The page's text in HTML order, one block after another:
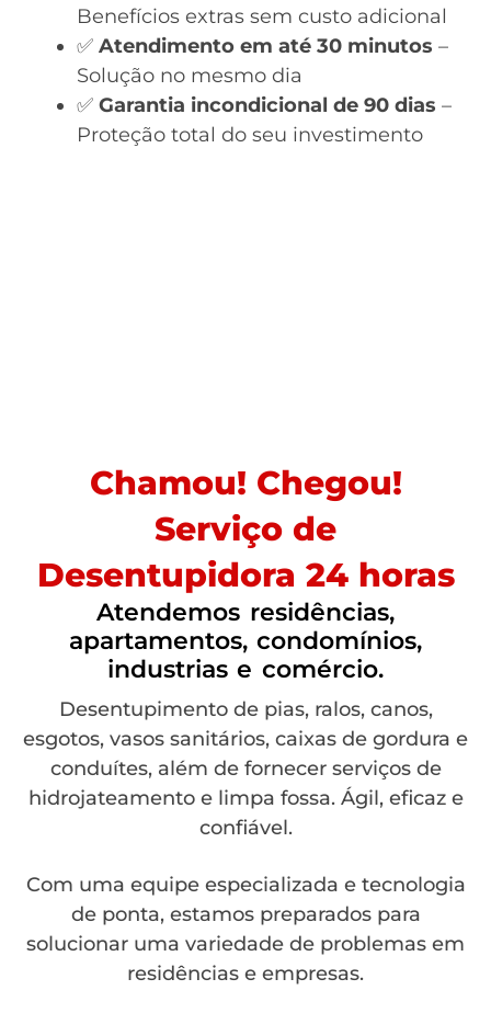
Benefícios extras sem custo adicional
✅ Atendimento em até 30 minutos –
Solução no mesmo dia
✅ Garantia incondicional de 90 dias –
Proteção total do seu investimento
Chamou! Chegou!
Serviço de
Desentupidora 24 horas
Atendemos residências,
apartamentos, condomínios,
industrias e comércio.
Desentupimento de pias, ralos, canos,
esgotos, vasos sanitários, caixas de gordura e
conduítes, além de fornecer serviços de
hidrojateamento e limpa fossa. Ágil, eficaz e
confiável.
Com uma equipe especializada e tecnologia
de ponta, estamos preparados para
solucionar uma variedade de problemas em
residências e empresas.